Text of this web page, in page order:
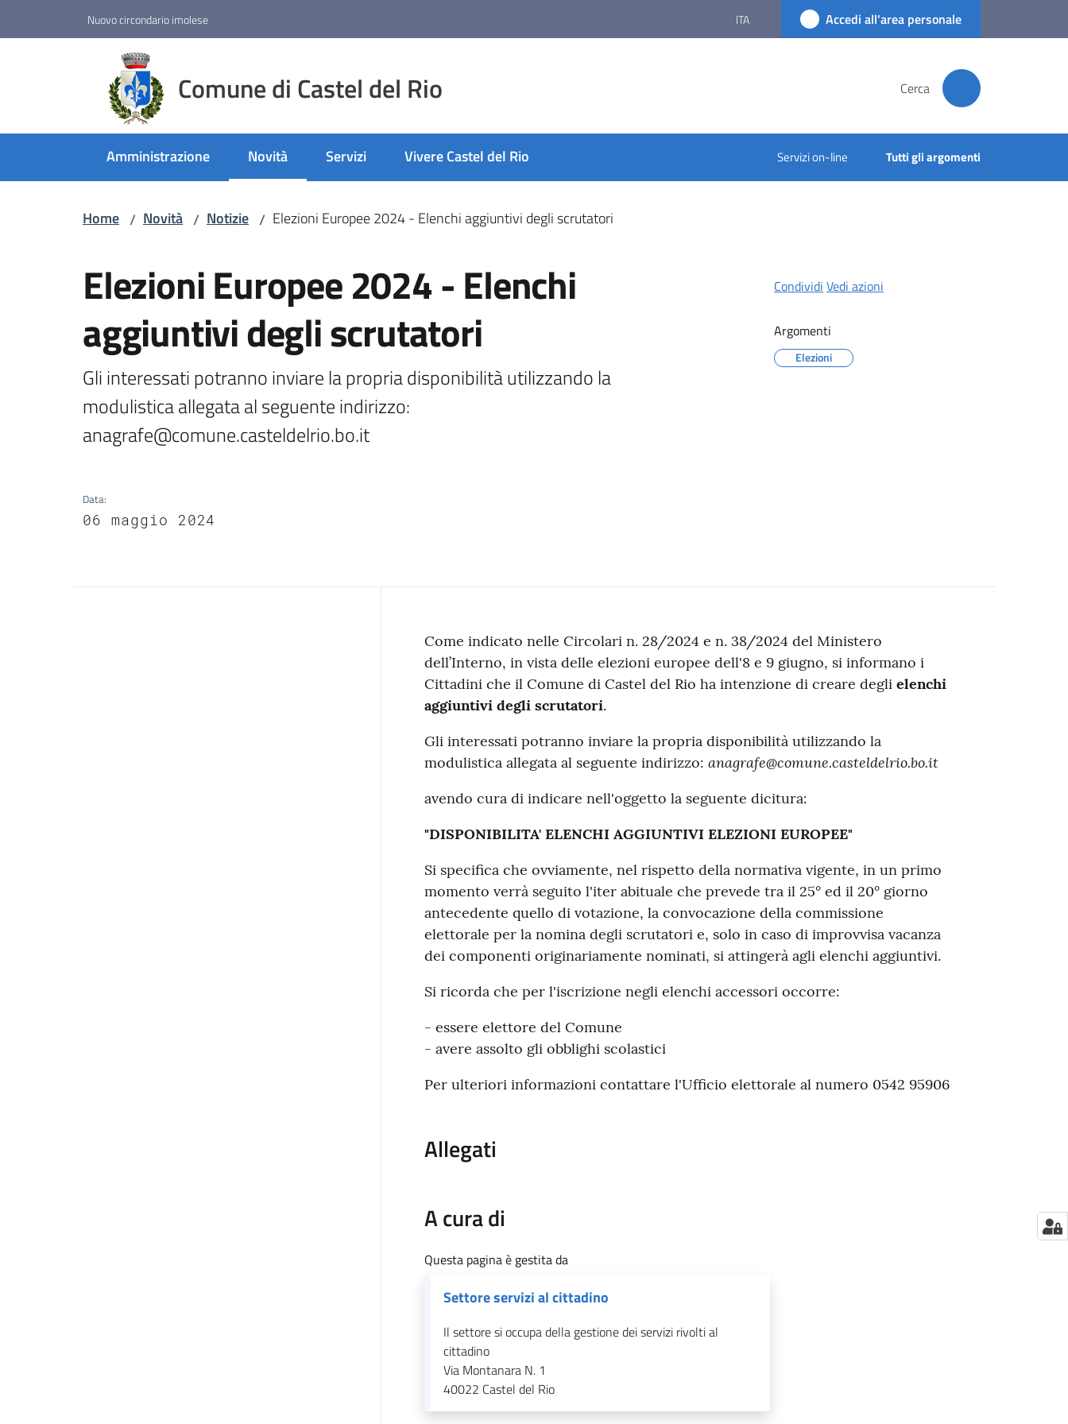
Nuovo circondario imolese ITA Accedi all'area personale
Comune di Castel del Rio Cerca
Amministrazione Novità
Menu selezionato
Servizi Vivere Castel del Rio Servizi on-line Tutti gli argomenti
Home / Novità / Notizie / Elezioni Europee 2024 - Elenchi aggiuntivi degli scrutatori
Elezioni Europee 2024 - Elenchi
aggiuntivi degli scrutatori
Gli interessati potranno inviare la propria disponibilità utilizzando la
modulistica allegata al seguente indirizzo:
anagrafe@comune.casteldelrio.bo.it
Data:
06 maggio 2024
Condividi Vedi azioni
Argomenti
Elezioni
Contenuto
Come indicato nelle Circolari n. 28/2024 e n. 38/2024 del Ministero
dell’Interno, in vista delle elezioni europee dell'8 e 9 giugno, si informano i
Cittadini che il Comune di Castel del Rio ha intenzione di creare degli elenchi
aggiuntivi degli scrutatori.
Gli interessati potranno inviare la propria disponibilità utilizzando la
modulistica allegata al seguente indirizzo: anagrafe@comune.casteldelrio.bo.it
avendo cura di indicare nell'oggetto la seguente dicitura:
"DISPONIBILITA' ELENCHI AGGIUNTIVI ELEZIONI EUROPEE"
Si specifica che ovviamente, nel rispetto della normativa vigente, in un primo
momento verrà seguito l'iter abituale che prevede tra il 25° ed il 20° giorno
antecedente quello di votazione, la convocazione della commissione
elettorale per la nomina degli scrutatori e, solo in caso di improvvisa vacanza
dei componenti originariamente nominati, si attingerà agli elenchi aggiuntivi.
Si ricorda che per l'iscrizione negli elenchi accessori occorre:
- essere elettore del Comune
- avere assolto gli obblighi scolastici
Per ulteriori informazioni contattare l'Ufficio elettorale al numero 0542 95906
Allegati
A cura di
Questa pagina è gestita da
Settore servizi al cittadino
Il settore si occupa della gestione dei servizi rivolti al
cittadino
Via Montanara N. 1
40022 Castel del Rio